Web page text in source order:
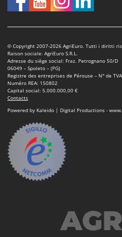
Motobineuses
Motoculteurs
Motofaucheuses
Motopompes pour
Moulins à céréales
Moulins à farine
N
Nettoyeurs et Balais à
Nettoyeurs haute pression
Nettoyeurs tapis,
Peignes vibreurs et
Pelles rétros pour tracteur
Famag
FBC
Ferrari Group
Ferroni
Ferrua
FIAC
FIEM
Fimar
FINI
Fiorentini
Fontana Forni
Forest Master
© Copyright 2007-2026 AgriEuro. Tutti i diritti
Raison sociale: AgriEuro S.R.L.
Adresse du siège social: Fraz. Petrognano 50/D
06049 – Spoleto – (PG)
Registre des entreprises de Pérouse – N° de
Numéro REA: 150802
Capital social: 5.000.000,00 €
Contacts
Powered by Kaleido | Digital Productions -